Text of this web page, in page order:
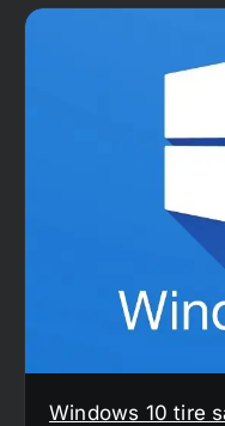
Windows 10 tire